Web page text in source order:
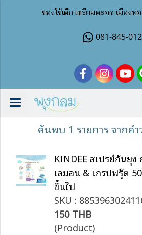
ของใช้เด็ก เตรียมคลอด เมือง
081-845-
ค้นพบ 1 รายการ จากค
KINDEE สเปรย์กันยุ
เลมอน & เกรปฟรุ๊ต
ขึ้นไป
SKU :
150 THB
(Product)